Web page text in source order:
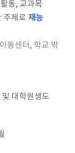
동, 교과목
주제로 재능
동센터, 학교 밖
대학원생도